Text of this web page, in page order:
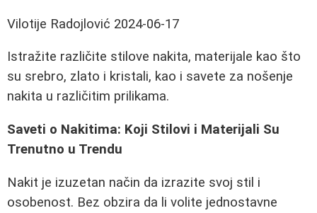
Vilotije Radojlović 2024-06-17
Istražite različite stilove nakita, materijale kao što
su srebro, zlato i kristali, kao i savete za nošenje
nakita u različitim prilikama.
Saveti o Nakitima: Koji Stilovi i Materijali Su
Trenutno u Trendu
Nakit je izuzetan način da izrazite svoj stil i
osobenost. Bez obzira da li volite jednostavne